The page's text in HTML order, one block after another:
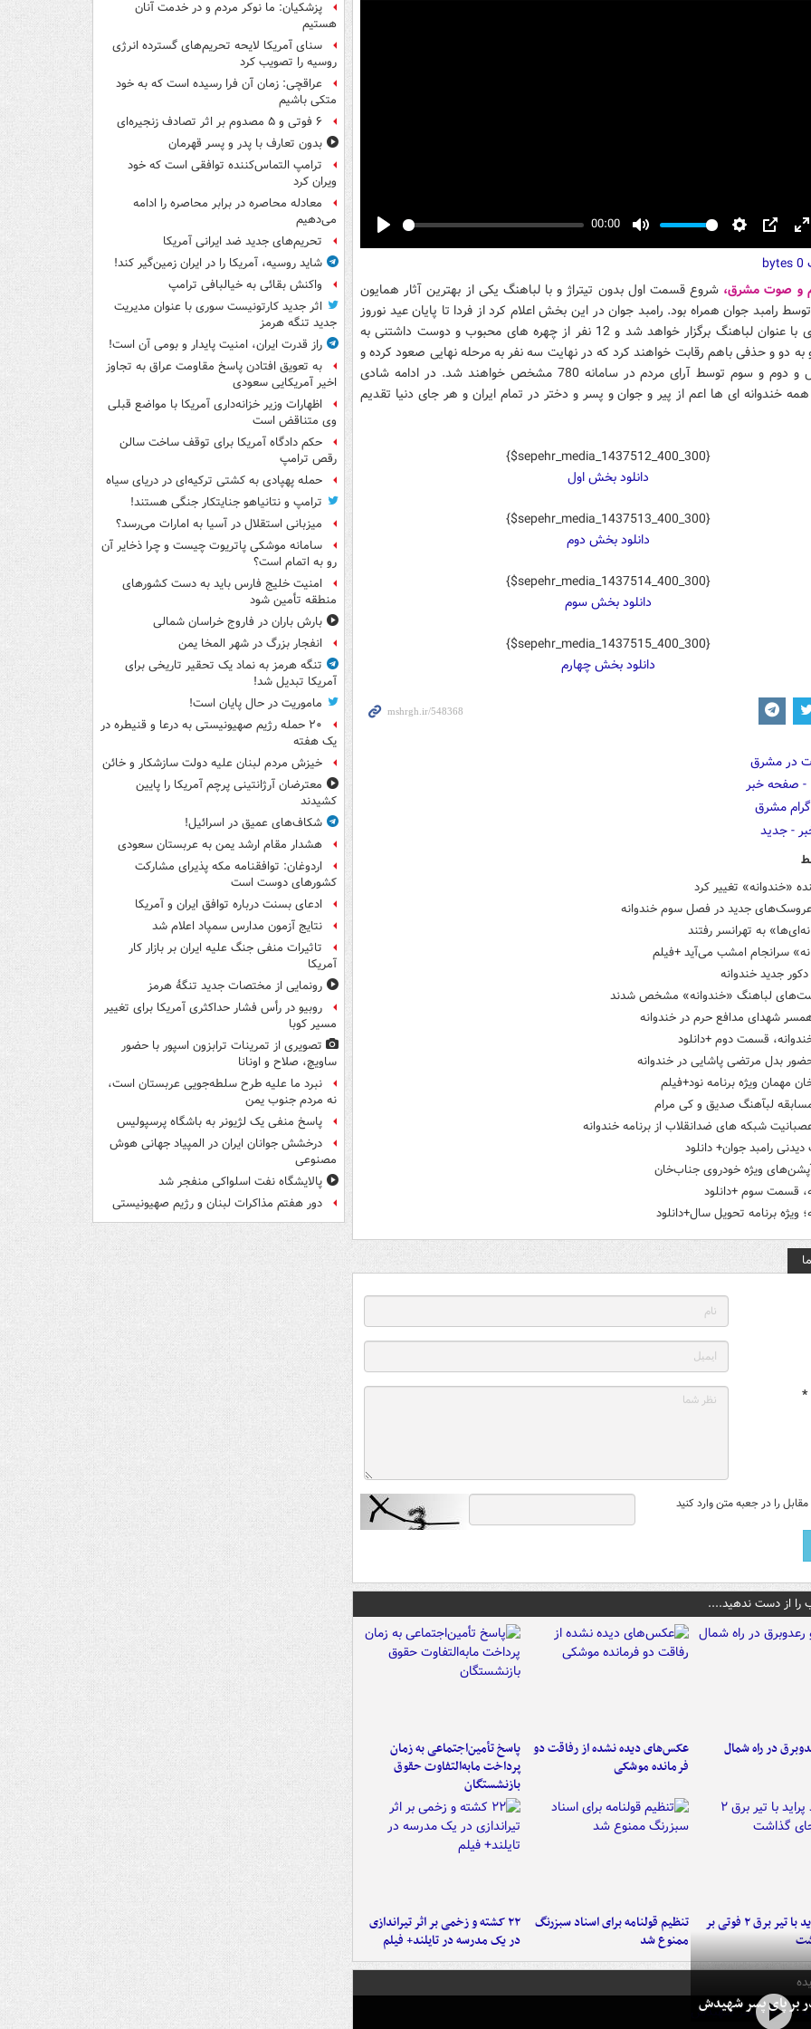
00:00
0 bytes
و صوت مشرق، شروع قسمت اول بدون تیتراژ و با لباهنگ یکی از بهترین آثار همایون
رامبد جوان همراه بود. رامبد جوان در این بخش اعلام کرد از فردا تا پایان عید نوروز
مسابقه ای با عنوان لباهنگ برگزار خواهد شد و 12 نفر از چهره های محبوب و دوست داشتنی به
دو و حذفی باهم رقابت خواهند کرد که در نهایت سه نفر به مرحله نهایی صعود کرده و
نفرات اول و دوم و سوم توسط آرای مردم در سامانه 780 مشخص خواهند شد. در ادامه شادی
همه خندوانه ای ها اعم از پیر و جوان و پسر و دختر در تمام ایران و هر جای دنیا تقدیم
{$sepehr_media_1437512_400_300}
دانلود بخش اول
{$sepehr_media_1437513_400_300}
دانلود بخش دوم
{$sepehr_media_1437514_400_300}
دانلود بخش سوم
{$sepehr_media_1437515_400_300}
دانلود بخش چهارم
«خندوانه» تغییر کرد
جدید در فصل سوم خندوانه
به تهرانسر رفتند
سرانجام امشب می‌آید +فیلم
جدید خندوانه
لباهنگ «خندوانه» مشخص شدند
شهدای مدافع حرم در خندوانه
قسمت دوم +دانلود
بدل‌ مرتضی پاشایی در خندوانه
مهمان ویژه برنامه نود+فیلم
لبآهنگ صدیق و کی مرام
شبکه های ضدانقلاب از برنامه خندوانه
رامبد جوان+ دانلود
ویژه خودروی جناب‌خان
قسمت سوم +دانلود
ویژه برنامه تحویل سال+دانلود
*
را در جعبه متن وارد کنید
را از دست ندهید....
در راه شمال
عکس‌های دیده نشده از رفاقت دو
فرمانده‌ موشکی
پاسخ تأمین‌اجتماعی به زمان
پرداخت مابه‌التفاوت حقوق
بازنشستگان
برخورد پراید با تیر برق ۲ فوتی بر
تنظیم قولنامه برای اسناد سبزرنگ
ممنوع شد
۲۲ کشته و زخمی بر اثر تیراندازی
در یک مدرسه در تایلند+ فیلم
بر پای پسر شهیدش
پزشکیان: ما نوکر مردم و در خدمت آنان
هستیم
سنای آمریکا لایحه تحریم‌های گسترده انرژی
روسیه را تصویب کرد
عراقچی: زمان آن فرا رسیده است که به خود
متکی باشیم
۶ فوتی و ۵ مصدوم بر اثر تصادف زنجیره‌ای
بدون تعارف با پدر و پسر قهرمان
ترامپ التماس‌کننده توافقی است که خود
ویران کرد
معادله محاصره در برابر محاصره را ادامه
می‌دهیم
تحریم‌های جدید ضد ایرانی آمریکا
شاید روسیه، آمریکا را در ایران زمین‌گیر کند!
واکنش بقائی به خیالبافی ترامپ
اثر جدید کارتونیست سوری با عنوان مدیریت
جدید تنگه هرمز
راز قدرت ایران، امنیت پایدار و بومی آن است!
به تعویق افتادن پاسخ مقاومت عراق به تجاوز
اخیر آمریکایی سعودی
اظهارات وزیر خزانه‌داری آمریکا با مواضع قبلی
وی متناقض است
حکم دادگاه آمریکا برای توقف ساخت سالن
رقص ترامپ
حمله پهپادی به کشتی ترکیه‌ای در دریای سیاه
ترامپ و نتانیاهو جنایتکار جنگی هستند!
میزبانی استقلال در آسیا به امارات می‌رسد؟
سامانه موشکی پاتریوت چیست و چرا ذخایر آن
رو به اتمام است؟
امنیت خلیج فارس باید به دست کشورهای
منطقه تأمین شود
بارش باران در فاروج خراسان شمالی
انفجار بزرگ در شهر المخا یمن
تنگه هرمز به نماد یک تحقیر تاریخی برای
آمریکا تبدیل شد!
ماموریت در حال پایان است!
۲۰ حمله رژیم صهیونیستی به درعا و قنیطره در
یک هفته
خیزش مردم لبنان علیه دولت سازشکار و خائن
معترضان آرژانتینی پرچم آمریکا را پایین
کشیدند
شکاف‌های عمیق در اسرائیل!
هشدار مقام ارشد یمن به عربستان سعودی
اردوغان: توافقنامه مکه پذیرای مشارکت
کشورهای دوست است
ادعای بسنت درباره توافق ایران و آمریکا
نتایج آزمون مدارس سمپاد اعلام شد
تاثیرات منفی جنگ علیه ایران بر بازار کار
آمریکا
رونمایی از مختصات جدید تنگۀ هرمز
روبیو در رأس فشار حداکثری آمریکا برای تغییر
مسیر کوبا
تصویری از تمرینات ترابزون اسپور با حضور
ساویچ، صلاح و اونانا
نبرد ما علیه طرح سلطه‌جویی عربستان است،
نه مردم جنوب یمن
پاسخ منفی یک لژیونر به باشگاه پرسپولیس
درخشش جوانان ایران در المپیاد جهانی هوش
مصنوعی
پالایشگاه نفت اسلواکی منفجر شد
دور هفتم مذاکرات لبنان و رژیم صهیونیستی